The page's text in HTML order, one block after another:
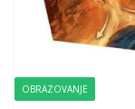
OBRAZOVANJE